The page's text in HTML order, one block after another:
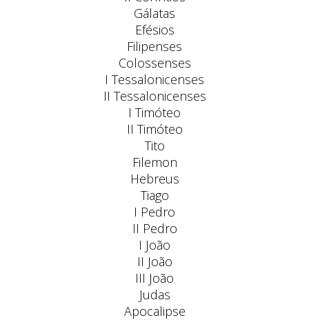
Gálatas
Efésios
Filipenses
Colossenses
I Tessalonicenses
II Tessalonicenses
I Timóteo
II Timóteo
Tito
Filemon
Hebreus
Tiago
I Pedro
II Pedro
I João
II João
III João
Judas
Apocalipse